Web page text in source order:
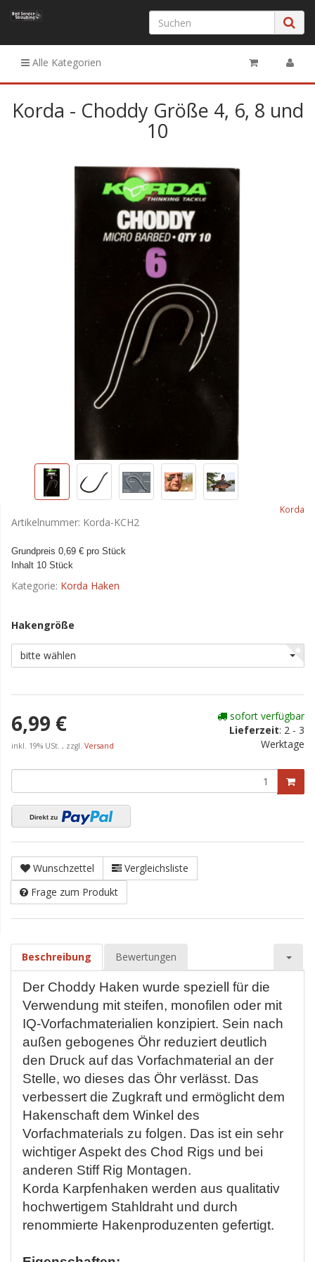
Alle Kategorien
Korda - Choddy Größe 4, 6, 8 und
10
Korda
Artikelnummer: Korda-KCH2
Grundpreis 0,69 € pro Stück
Inhalt 10 Stück
Kategorie: Korda Haken
Hakengröße
bitte wählen
6,99 €
inkl. 19% USt. , zzgl. Versand
sofort verfügbar
Lieferzeit: 2 - 3
Werktage
Wunschzettel
Vergleichsliste
Frage zum Produkt
Beschreibung Bewertungen
Der Choddy Haken wurde speziell für die
Verwendung mit steifen, monofilen oder mit
IQ-Vorfachmaterialien konzipiert. Sein nach
außen gebogenes Öhr reduziert deutlich
den Druck auf das Vorfachmaterial an der
Stelle, wo dieses das Öhr verlässt. Das
verbessert die Zugkraft und ermöglicht dem
Hakenschaft dem Winkel des
Vorfachmaterials zu folgen. Das ist ein sehr
wichtiger Aspekt des Chod Rigs und bei
anderen Stiff Rig Montagen.
Korda Karpfenhaken werden aus qualitativ
hochwertigem Stahldraht und durch
renommierte Hakenproduzenten gefertigt.